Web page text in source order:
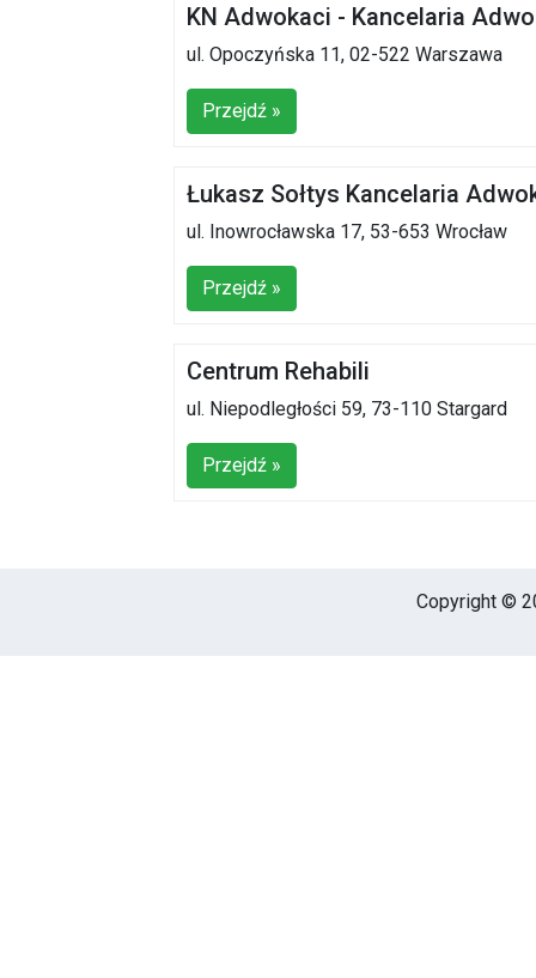
KN Adwokaci - Kancelaria
ul. Opoczyńska 11, 02-522 Warszawa
Przejdź »
Łukasz Sołtys Kancelaria
ul. Inowrocławska 17, 53-653 Wrocław
Przejdź »
Centrum Rehabili
ul. Niepodległości 59, 73-110 Stargard
Przejdź »
Copyright ©